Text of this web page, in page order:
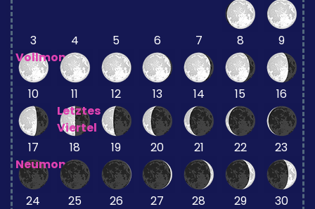
3
Vollmond
4 5 6 7 8 9
10
11
Letztes
Viertel
12 13 14 15 16
17
Neumond
18 19 20 21 22 23
24
25 26 27 28 29 30